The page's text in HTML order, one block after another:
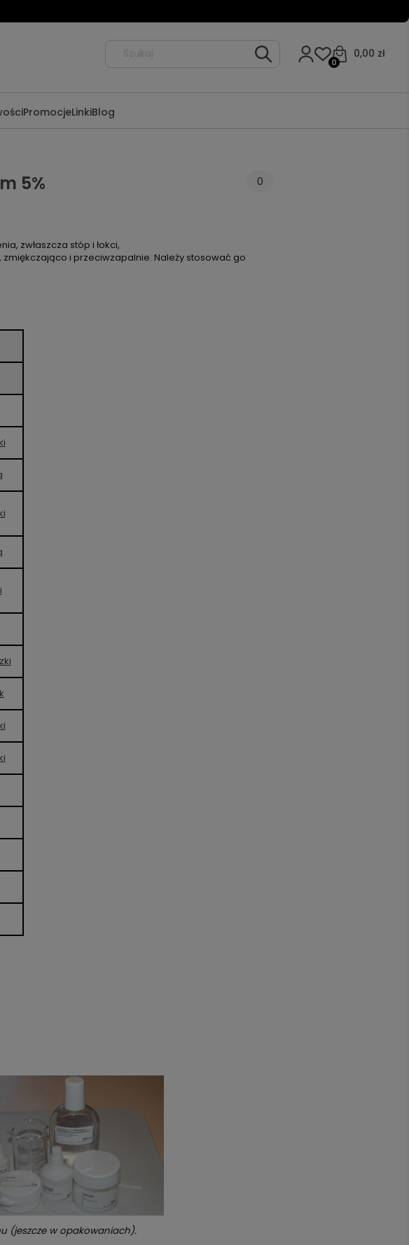
0,00 zł
0
PromocjeLinkiBlog
5%
0
zwłaszcza stóp i łokci,
zmiękczająco i przeciwzapalnie. Należy stosować go
(jeszcze w opakowaniach).